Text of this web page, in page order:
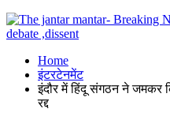
Home
इंटरटेनमेंट
इंदौर में हिंदू संगठन ने जमकर
रद्द